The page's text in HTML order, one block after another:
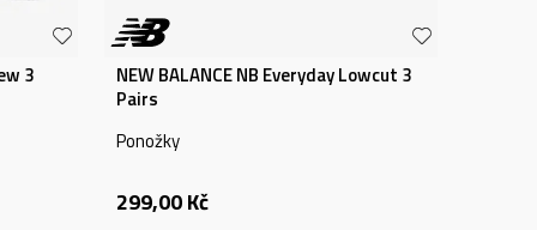
3
NEW BALANCE NB Everyday Lowcut 3
Pairs
Ponožky
299,00Kč